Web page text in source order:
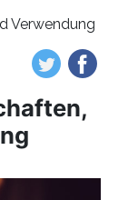
Verwendung